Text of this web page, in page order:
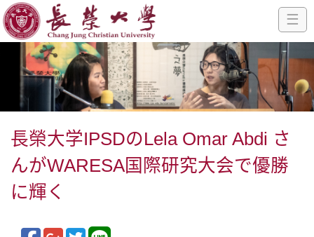
☰
長榮大学IPSDのLela Omar Abdi さ
んがWARESA国際研究大会で優勝
に輝く